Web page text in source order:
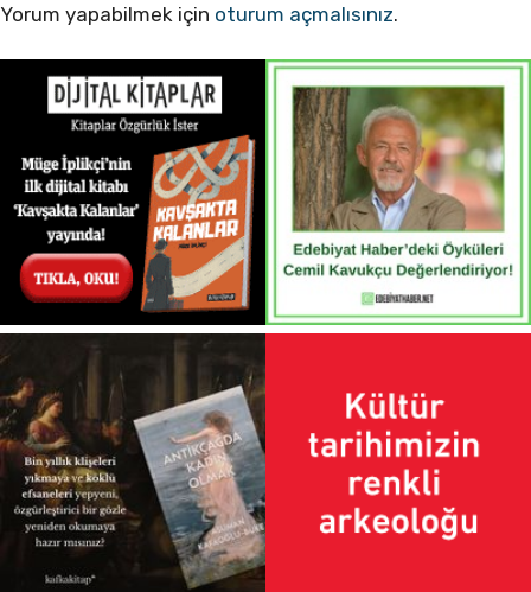
Yorum yapabilmek için oturum açmalısınız.